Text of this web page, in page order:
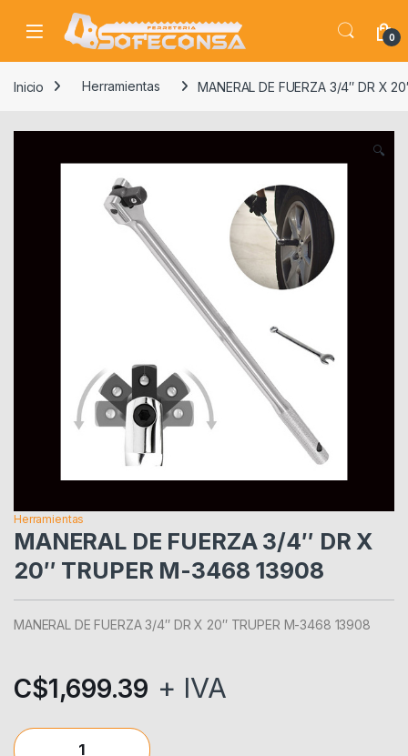
Skip to navigation
Skip to content
0
Inicio Herramientas MANERAL DE FUERZA 3/4″ DR X
🔍
Herramientas
MANERAL DE FUERZA 3/4″ DR X
20″ TRUPER M-3468 13908
MANERAL DE FUERZA 3/4″ DR X 20″ TRUPER M-3468 13908
C$1,699.39 + IVA
MANERAL DE FUERZA 3/4" DR X 20" TRUPER M-3468 13908